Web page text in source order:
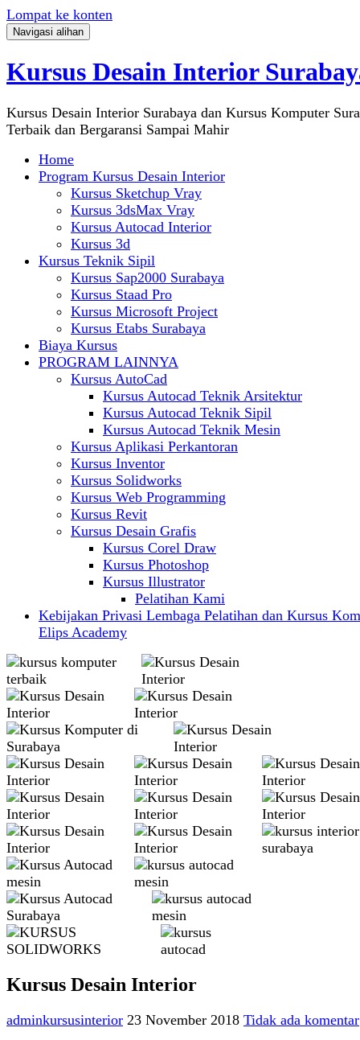
Lompat ke konten
Navigasi alihan
Kursus Desain Interior
Kursus Desain Interior Surabaya dan Kursus Komputer
Terbaik dan Bergaransi Sampai Mahir
Home
Program Kursus Desain Interior
Kursus Sketchup Vray
Kursus 3dsMax Vray
Kursus Autocad Interior
Kursus 3d
Kursus Teknik Sipil
Kursus Sap2000 Surabaya
Kursus Staad Pro
Kursus Microsoft Project
Kursus Etabs Surabaya
Biaya Kursus
PROGRAM LAINNYA
Kursus AutoCad
Kursus Autocad Teknik Arsitektur
Kursus Autocad Teknik Sipil
Kursus Autocad Teknik Mesin
Kursus Aplikasi Perkantoran
Kursus Inventor
Kursus Solidworks
Kursus Web Programming
Kursus Revit
Kursus Desain Grafis
Kursus Corel Draw
Kursus Photoshop
Kursus Illustrator
Pelatihan Kami
Kebijakan Privasi Lembaga Pelatihan dan Kursus
Elips Academy
Kursus Desain Interior
adminkursusinterior 23 November 2018 Tidak ada komentar